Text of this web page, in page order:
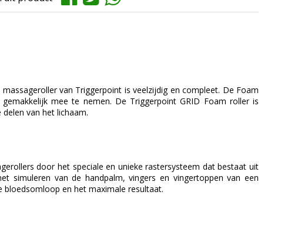
van Triggerpoint is veelzijdig en compleet. De Foam
mee te nemen. De Triggerpoint GRID Foam roller is
van het lichaam.
door het speciale en unieke rastersysteem dat bestaat uit
simuleren van de handpalm, vingers en vingertoppen van een
en het maximale resultaat.